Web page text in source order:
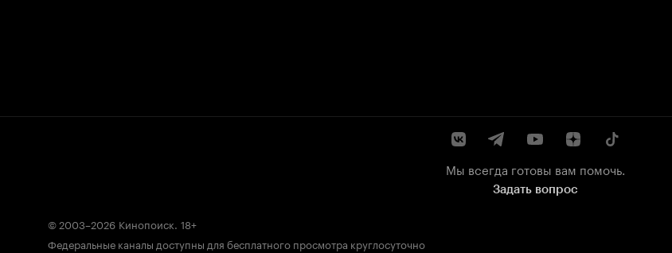
Мы всегда готовы вам помочь.
Задать вопрос
© 2003–2026 Кинопоиск. 18+
Федеральные каналы доступны для бесплатного просмотра круглосуточно